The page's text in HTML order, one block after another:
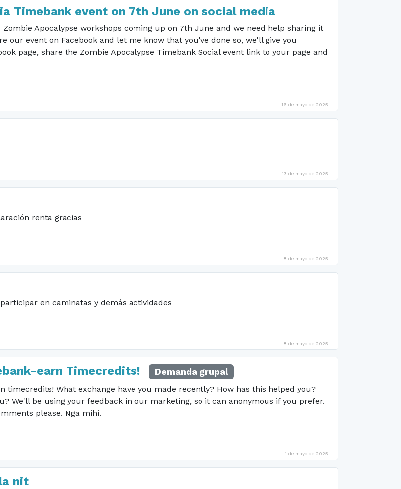
Timebank event on 7th June on social media
Zombie Apocalypse workshops coming up on 7th June and we need help sharing it
our event on Facebook and let me know that you've done so, we'll give you
page, share the Zombie Apocalypse Timebank Social event link to your page and
16 de mayo de 2025
13 de mayo de 2025
renta gracias
8 de mayo de 2025
en caminatas y demás actividades
8 de mayo de 2025
earn Timecredits! Demanda grupal
timecredits! What exchange have you made recently? How has this helped you?
We'll be using your feedback in our marketing, so it can anonymous if you prefer.
please. Nga mihi.
1 de mayo de 2025
nit